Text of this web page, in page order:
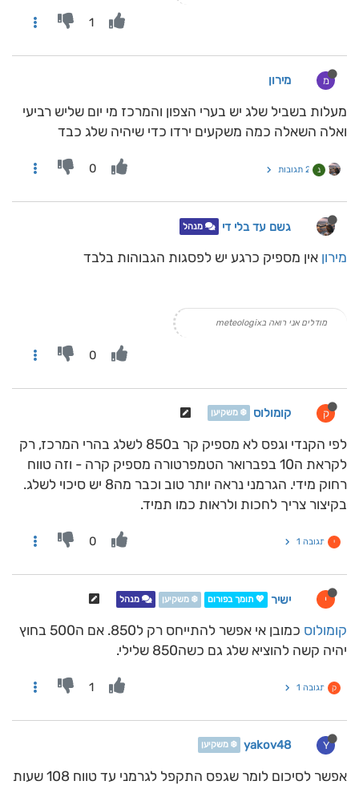
1
מ מירון
מעלות בשביל שלג יש בערי הצפון והמרכז מי יום שליש רביעי
ואלה השאלה כמה משקעים ירדו כדי שיהיה שלג כבד
נ 2 תגובות 0
גשם עד בלי די מנהל
מירון אין מספיק כרגע יש לפסגות הגבוהות בלבד
מודלים אני רואה בmeteologix
0
ק קומולוס ❄️ משקיען
לפי הקנדי וגפס לא מספיק קר ב850 לשלג בהרי המרכז, רק
לקראת ה10 בפברואר הטמפרטורה מספיק קרה - וזה טווח
רחוק מידי. הגרמני נראה יותר טוב וכבר מה8 יש סיכוי לשלג.
בקיצור צריך לחכות ולראות כמו תמיד.
י תגובה 1 0
י ישיר 💖 תומך בפורום ❄️ משקיען מנהל
קומולוס
כמובן אי אפשר להתייחס רק ל850. אם ה500 בחוץ
יהיה קשה להוציא שלג גם כשה850 שלילי.
ק תגובה 1 1
Y
yakov48 ❄️ משקיען
אפשר לסיכום לומר שגפס התקפל לגרמני עד טווח 108 שעות